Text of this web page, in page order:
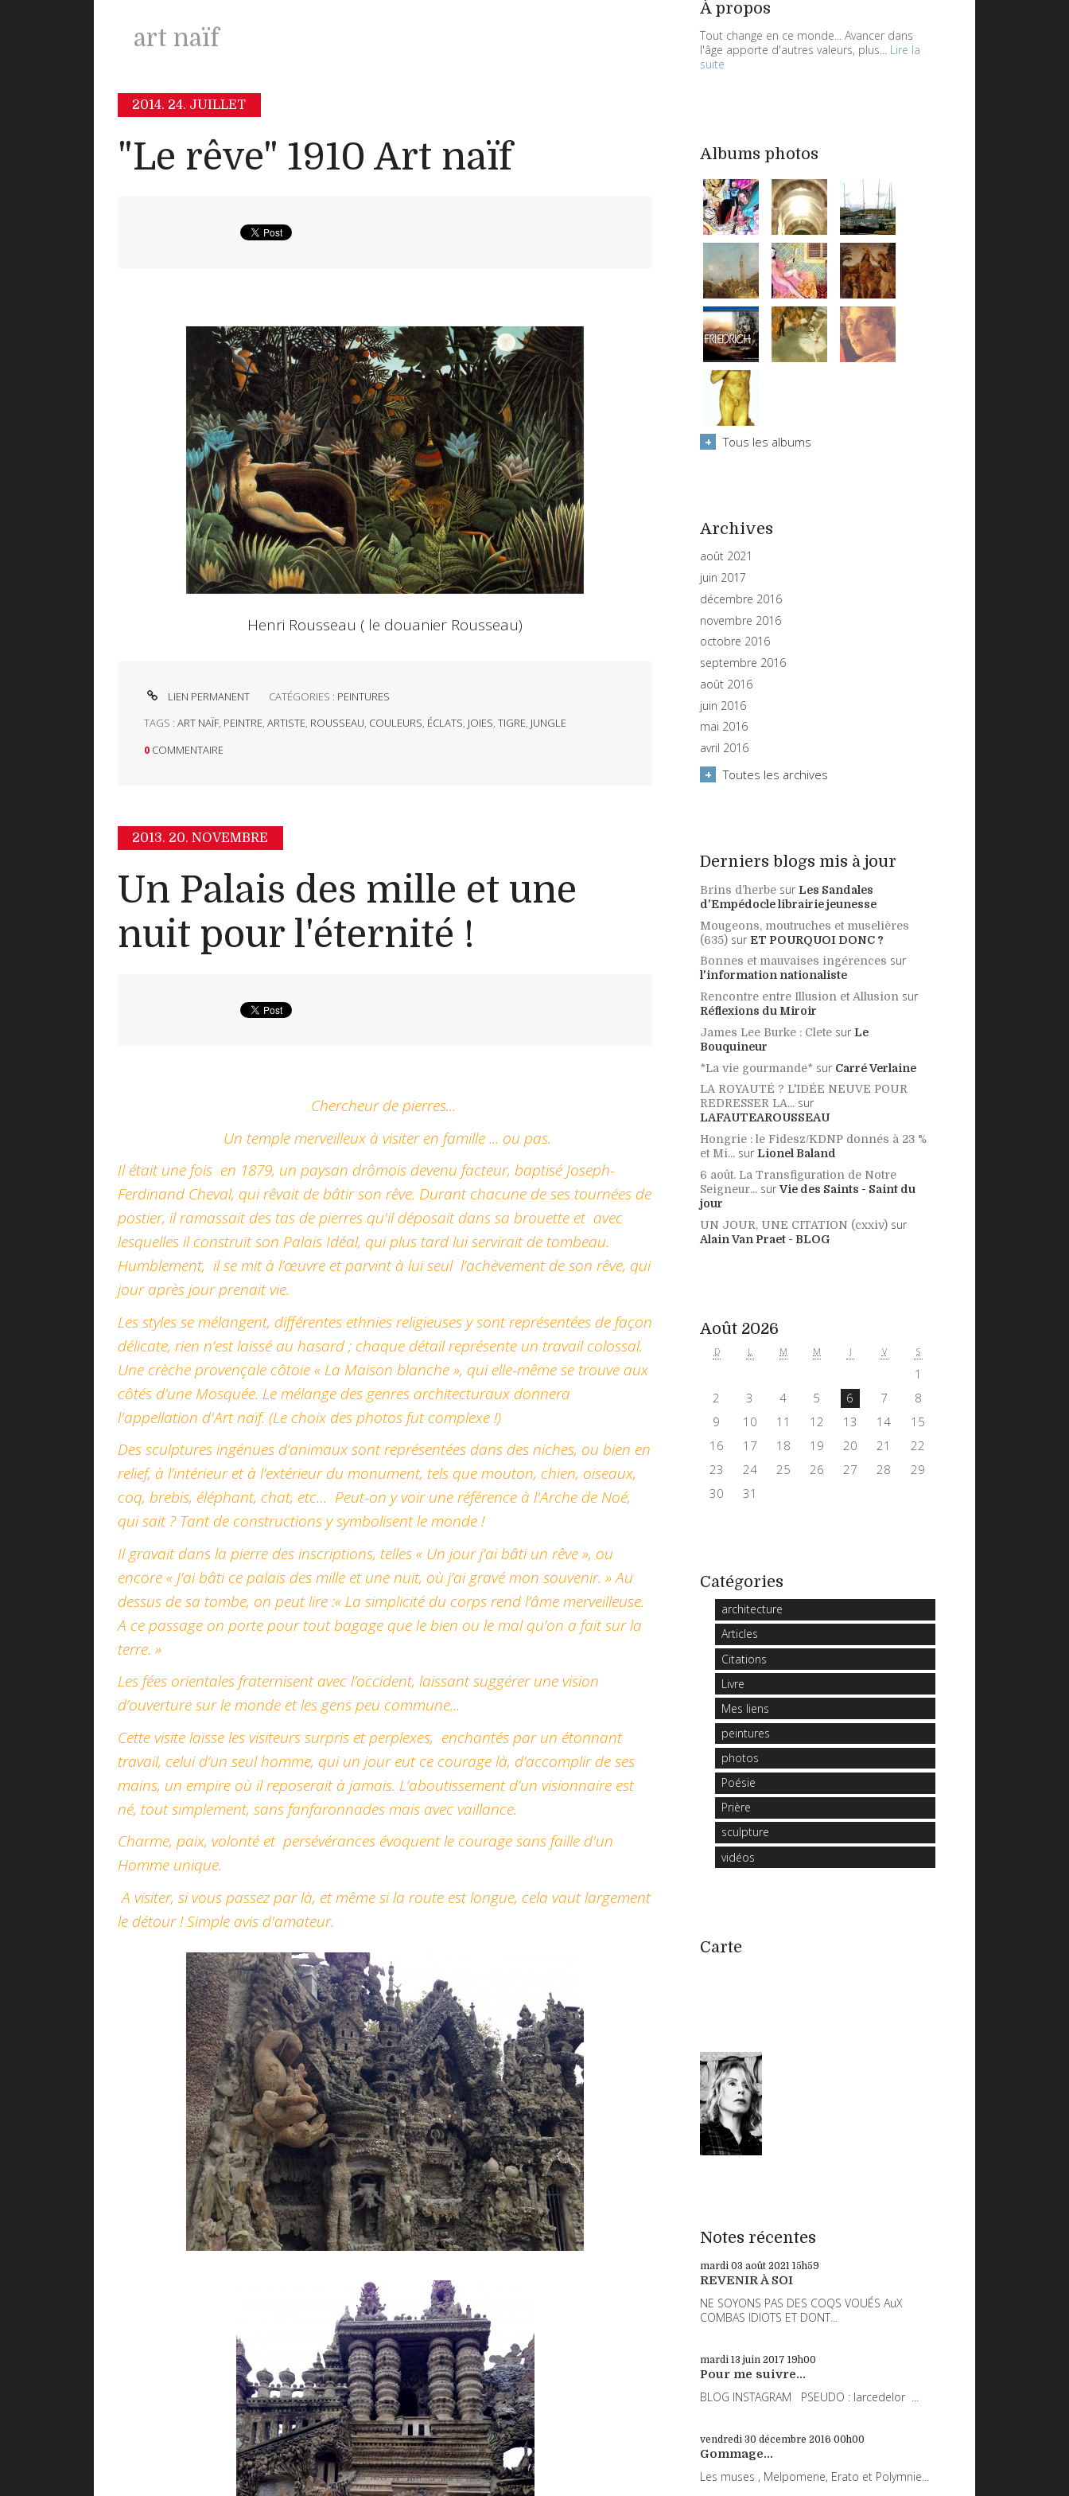
art naïf
2014. 24. JUILLET
"Le rêve" 1910 Art naïf
Henri Rousseau ( le douanier Rousseau)
LIEN PERMANENT CATÉGORIES : PEINTURES
TAGS : ART NAÏF, PEINTRE, ARTISTE, ROUSSEAU, COULEURS, ÉCLATS, JOIES, TIGRE, JUNGLE
0 COMMENTAIRE
2013. 20. NOVEMBRE
Un Palais des mille et une
nuit pour l'éternité !
Chercheur de pierres...
Un temple merveilleux à visiter en famille ... ou pas.
Il était une fois en 1879, un paysan drômois devenu facteur, baptisé Joseph-
Ferdinand Cheval, qui rêvait de bâtir son rêve. Durant chacune de ses tournées de
postier, il ramassait des tas de pierres qu'il déposait dans sa brouette et avec
lesquelles il construit son Palais Idéal, qui plus tard lui servirait de tombeau.
Humblement, il se mit à l’œuvre et parvint à lui seul l’achèvement de son rêve, qui
jour après jour prenait vie.
Les styles se mélangent, différentes ethnies religieuses y sont représentées de façon
délicate, rien n’est laissé au hasard ; chaque détail représente un travail colossal.
Une crèche provençale côtoie « La Maison blanche », qui elle-même se trouve aux
côtés d’une Mosquée. Le mélange des genres architecturaux donnera
l'appellation d'Art naïf. (Le choix des photos fut complexe !)
Des sculptures ingénues d’animaux sont représentées dans des niches, ou bien en
relief, à l’intérieur et à l’extérieur du monument, tels que mouton, chien, oiseaux,
coq, brebis, éléphant, chat, etc… Peut-on y voir une référence à l'Arche de Noé,
qui sait ? Tant de constructions y symbolisent le monde !
Il gravait dans la pierre des inscriptions, telles « Un jour j’ai bâti un rêve », ou
encore « J’ai bâti ce palais des mille et une nuit, où j’ai gravé mon souvenir. » Au
dessus de sa tombe, on peut lire :« La simplicité du corps rend l’âme merveilleuse.
A ce passage on porte pour tout bagage que le bien ou le mal qu’on a fait sur la
terre. »
Les fées orientales fraternisent avec l’occident, laissant suggérer une vision
d’ouverture sur le monde et les gens peu commune...
Cette visite laisse les visiteurs surpris et perplexes, enchantés par un étonnant
travail, celui d’un seul homme, qui un jour eut ce courage là, d’accomplir de ses
mains, un empire où il reposerait à jamais. L’aboutissement d’un visionnaire est
né, tout simplement, sans fanfaronnades mais avec vaillance.
Charme, paix, volonté et persévérances évoquent le courage sans faille d'un
Homme unique.
A visiter, si vous passez par là, et même si la route est longue, cela vaut largement
le détour ! Simple avis d'amateur.
À propos
Tout change en ce monde... Avancer dans
l'âge apporte d'autres valeurs, plus... Lire la
suite
Albums photos
Tous les albums
Archives
août 2021
juin 2017
décembre 2016
novembre 2016
octobre 2016
septembre 2016
août 2016
juin 2016
mai 2016
avril 2016
Toutes les archives
Derniers blogs mis à jour
Brins d’herbe sur Les Sandales
d'Empédocle librairie jeunesse
Mougeons, moutruches et muselières
(635) sur ET POURQUOI DONC ?
Bonnes et mauvaises ingérences sur
l'information nationaliste
Rencontre entre Illusion et Allusion sur
Réflexions du Miroir
James Lee Burke : Clete sur Le
Bouquineur
*La vie gourmande* sur Carré Verlaine
LA ROYAUTÉ ? L'IDÉE NEUVE POUR
REDRESSER LA... sur
LAFAUTEAROUSSEAU
Hongrie : le Fidesz/KDNP donnés à 23 %
et Mi... sur Lionel Baland
6 août. La Transfiguration de Notre
Seigneur... surVie des Saints - Saint du
jour
UN JOUR, UNE CITATION (cxxiv) sur
Alain Van Praet - BLOG
Août 2026
D L M M J V S
1
2
3 4 5 6 7
8
9
10 11 12 13 14
15
16
17 18 19 20 21
22
23
24 25 26 27 28
29
30
31
Catégories
architecture
Articles
Citations
Livre
Mes liens
peintures
photos
Poésie
Prière
sculpture
vidéos
Carte
Notes récentes
mardi 03 août 2021 15h59
REVENIR À SOI
NE SOYONS PAS DES COQS VOUÉS AuX
COMBAS IDIOTS ET DONT...
mardi 13 juin 2017 19h00
Pour me suivre...
BLOG INSTAGRAM PSEUDO : larcedelor ...
vendredi 30 décembre 2016 00h00
Gommage...
Les muses , Melpomene, Erato et Polymnie...